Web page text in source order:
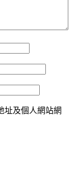
址及個人網站網